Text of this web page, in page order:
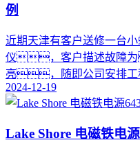
例
近期天津有客户送修一台
仪，客户描述故障
亮，随即公司安排
2024-12-19
Lake Shore 电磁铁电